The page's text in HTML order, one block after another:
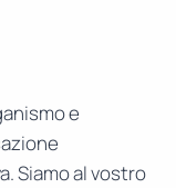
e
Siamo al vostro